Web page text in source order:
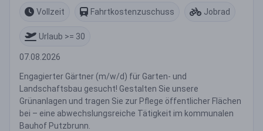
Vollzeit
Fahrtkostenzuschuss Jobrad
Urlaub >= 30
07.08.2026
Engagierter Gärtner (m/w/d) für Garten- und
Landschaftsbau gesucht! Gestalten Sie unsere
Grünanlagen und tragen Sie zur Pflege öffentlicher Flächen
bei – eine abwechslungsreiche Tätigkeit im kommunalen
Bauhof Putzbrunn.